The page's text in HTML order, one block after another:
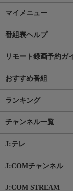
マイメニュー
番組表ヘルプ
リモート録画予約ガ
おすすめ番組
ランキング
チャンネル一覧
J:テレ
J:COMチャンネル
J:COM STREAM